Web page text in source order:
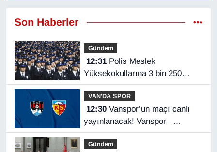
Son Haberler
Gündem
12:31Polis Meslek
Yüksekokullarına 3 bin 250
öğrenci alınacak
VAN'DA SPOR
12:30Vanspor’un maçı canlı
yayınlanacak! Vanspor –
Kayserispor maçı hangi kanalda,
saat kaçta?
Gündem